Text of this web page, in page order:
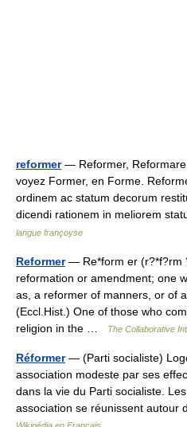
reformer— Reformer,
voyez Former, en Forme.
ordinem ac statum decorum
dicendi rationem in meliorem
langue françoyse
Reformer— Re*form er (r?*f?rm
reformation or amendment; one
as, a reformer of manners, or of
(Eccl.Hist.) One of those who
religion in the …
The Collaborative
Réformer— (Parti socialiste)
association modeste par ses
dans la vie du Parti socialiste.
association se réunissent